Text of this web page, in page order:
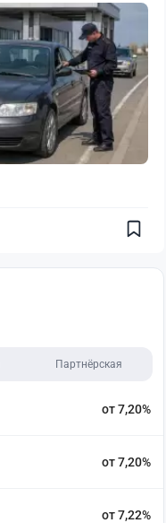
Партнёрская
от 7,20%
от 7,20%
от 7,22%